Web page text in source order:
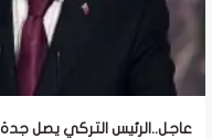
عاجل..الرئيس التركي يصل جدة